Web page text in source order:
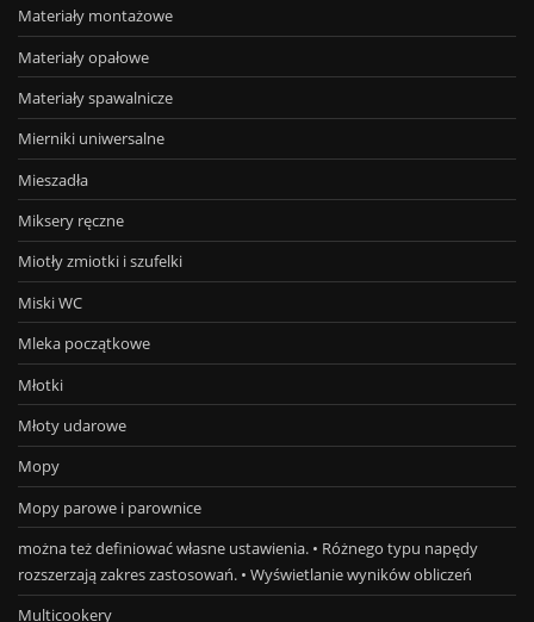
Materiały montażowe
Materiały opałowe
Materiały spawalnicze
Mierniki uniwersalne
Mieszadła
Miksery ręczne
Miotły zmiotki i szufelki
Miski WC
Mleka początkowe
Młotki
Młoty udarowe
Mopy
Mopy parowe i parownice
można też definiować własne ustawienia. • Różnego typu napędy
rozszerzają zakres zastosowań. • Wyświetlanie wyników obliczeń
Multicookery